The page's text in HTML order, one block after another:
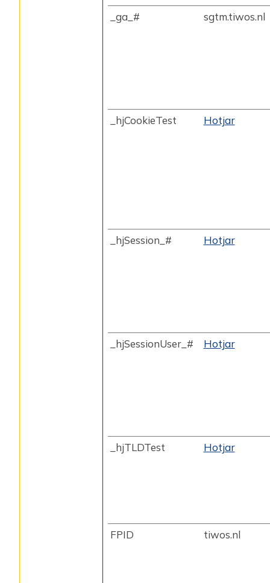
_ga_# sgtm.tiwos.nl
_hjCookieTest Hotjar
_hjSession_# Hotjar
_hjSessionUser_# Hotjar
_hjTLDTest Hotjar
FPID tiwos.nl